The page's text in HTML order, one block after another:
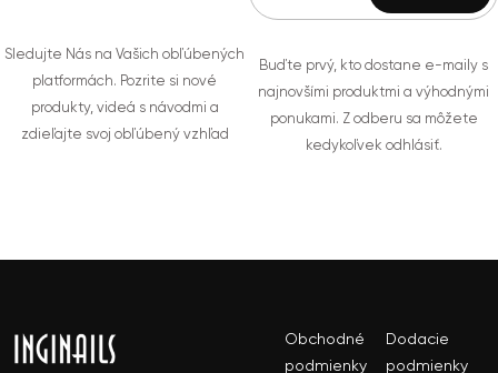
Sledujte Nás na Vašich obľúbených
platformách. Pozrite si nové
produkty, videá s návodmi a
zdieľajte svoj obľúbený vzhľad
Buďte prvý, kto dostane e-maily s
najnovšími produktmi a výhodnými
ponukami. Z odberu sa môžete
kedykoľvek odhlásiť.
Obchodné
podmienky
Dodacie
podmienky